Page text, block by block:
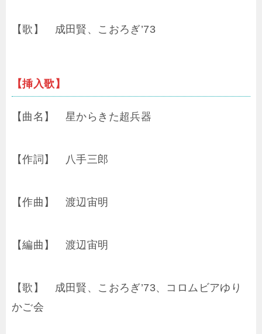
【歌】 成田賢、こおろぎ’73
【挿入歌】
【曲名】 星からきた超兵器
【作詞】 八手三郎
【作曲】 渡辺宙明
【編曲】 渡辺宙明
【歌】 成田賢、こおろぎ’73、コロムビアゆり
かご会